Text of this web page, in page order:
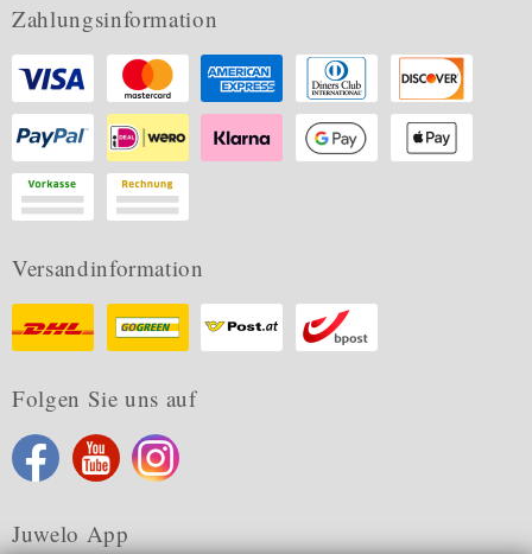
Zahlungsinformation
Versandinformation
Folgen Sie uns auf
Juwelo App